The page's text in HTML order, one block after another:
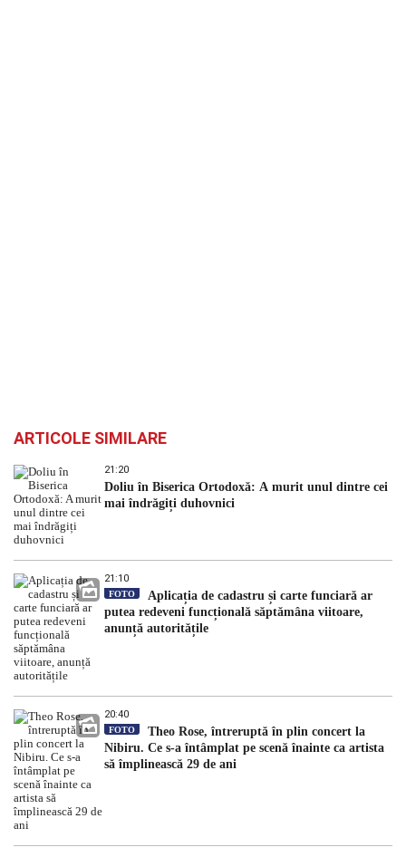
ARTICOLE SIMILARE
21:20
Doliu în Biserica Ortodoxă: A murit unul dintre cei
mai îndrăgiți duhovnici
21:10
FOTO
Aplicația de cadastru și carte funciară ar
putea redeveni funcțională săptămâna viitoare,
anunță autoritățile
20:40
FOTO
Theo Rose, întreruptă în plin concert la
Nibiru. Ce s-a întâmplat pe scenă înainte ca artista
să împlinească 29 de ani